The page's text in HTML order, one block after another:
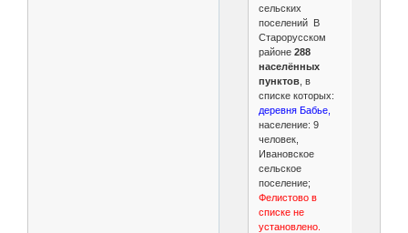
сельских
поселений В
Старорусском
районе288
населённых
пунктов, в
списке которых:
деревня Бабье,
население: 9
человек,
Ивановское
сельское
поселение;
Фелистово в
списке не
установлено.